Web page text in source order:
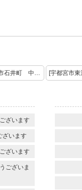
＜ 前の記事 [宇都宮市石井町 中古戸建 売却査定のご依頼ありがとうございます！]
ざいます
ざいます
ざいます
ございま